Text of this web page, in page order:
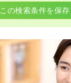
この検索条件を保存